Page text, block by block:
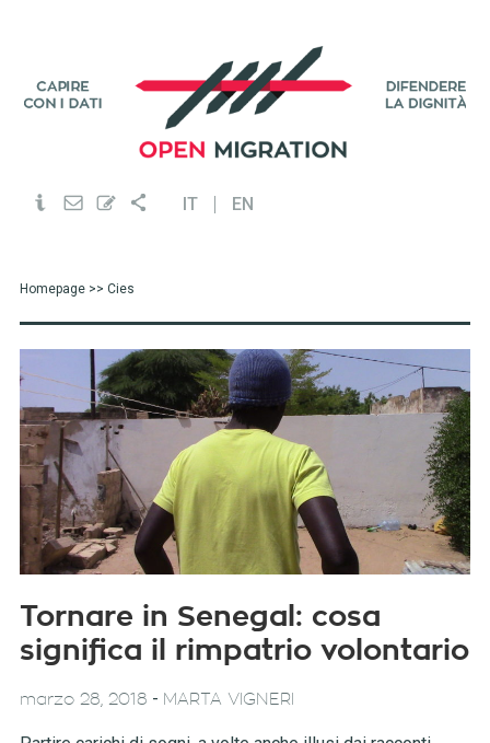
IT EN
Homepage>> Cies
Tornare in Senegal: cosa
significa il rimpatrio volontario
marzo 28, 2018 - MARTA VIGNERI